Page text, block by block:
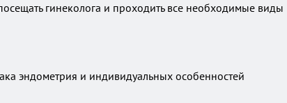
гинеколога и проходить все необходимые виды
эндометрия и индивидуальных особенностей